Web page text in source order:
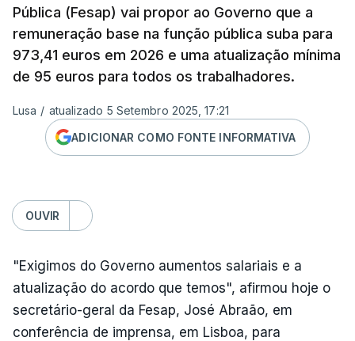
Pública (Fesap) vai propor ao Governo que a
remuneração base na função pública suba para
973,41 euros em 2026 e uma atualização mínima
de 95 euros para todos os trabalhadores.
Lusa / atualizado 5 Setembro 2025, 17:21
ADICIONAR COMO FONTE INFORMATIVA
OUVIR
"Exigimos do Governo aumentos salariais e a
atualização do acordo que temos", afirmou hoje o
secretário-geral da Fesap, José Abraão, em
conferência de imprensa, em Lisboa, para